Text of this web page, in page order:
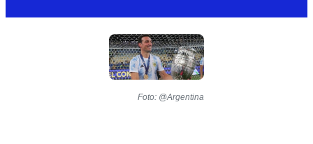
Foto: @Argentina